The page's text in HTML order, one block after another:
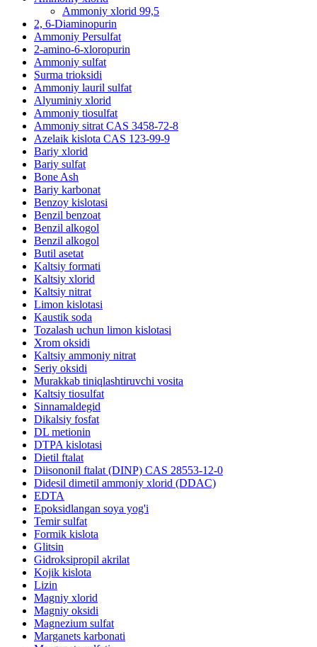
Ammoniy xlorid 99,5
2, 6-Diaminopurin
Ammoniy Persulfat
2-amino-6-xloropurin
Ammoniy sulfat
Surma trioksidi
Ammoniy lauril sulfat
Alyuminiy xlorid
Ammoniy tiosulfat
Ammoniy sitrat CAS 3458-72-8
Azelaik kislota CAS 123-99-9
Bariy xlorid
Bariy sulfat
Bone Ash
Bariy karbonat
Benzoy kislotasi
Benzil benzoat
Benzil alkogol
Benzil alkogol
Butil asetat
Kaltsiy formati
Kaltsiy xlorid
Kaltsiy nitrat
Limon kislotasi
Kaustik soda
Tozalash uchun limon kislotasi
Xrom oksidi
Kaltsiy ammoniy nitrat
Seriy oksidi
Murakkab tiniqlashtiruvchi vosita
Kaltsiy tiosulfat
Sinnamaldegid
Dikalsiy fosfat
DL metionin
DTPA kislotasi
Dietil ftalat
Diisononil ftalat (DINP) CAS 28553-12-0
Didesil dimetil ammoniy xlorid (DDAC)
EDTA
Epoksidlangan soya yog'i
Temir sulfat
Formik kislota
Glitsin
Gidroksipropil akrilat
Kojik kislota
Lizin
Magniy xlorid
Magniy oksidi
Magnezium sulfat
Marganets karbonati